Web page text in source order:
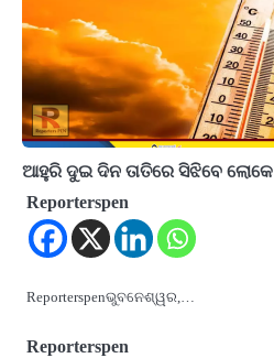
ଆହୁରି ଦୁଇ ଦିନ ତାତିରେ ସିଝିବେ ଲୋକେ
Reporterspen
Reporterspenଭୁବନେଶ୍ୱର,…
Reporterspen